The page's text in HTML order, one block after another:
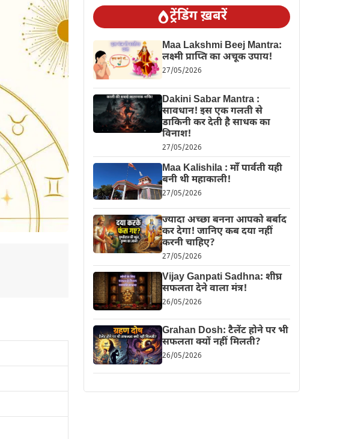
ट्रेंडिंग ख़बरें
Maa Lakshmi Beej Mantra:
लक्ष्मी प्राप्ति का अचूक उपाय!
27/05/2026
Dakini Sabar Mantra :
सावधान! इस एक गलती से
डाकिनी कर देती है साधक का
विनाश!
27/05/2026
Maa Kalishila : माँ पार्वती यही
बनी थी महाकाली!
27/05/2026
ज्यादा अच्छा बनना आपको बर्बाद
कर देगा! जानिए कब दया नहीं
करनी चाहिए?
27/05/2026
Vijay Ganpati Sadhna: शीघ्र
सफलता देने वाला मंत्र!
26/05/2026
Grahan Dosh: टैलेंट होने पर भी
सफलता क्यों नहीं मिलती?
26/05/2026